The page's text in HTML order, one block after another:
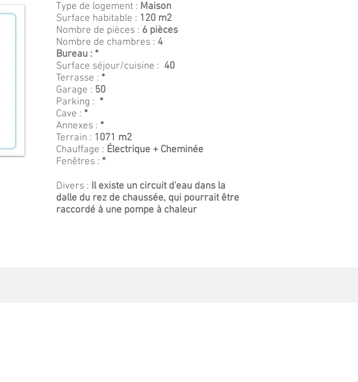
Type de logement : Maison
Surface habitable : 120 m2
Nombre de pièces : 6 pièces
Nombre de chambres : 4
Bureau : *
Surface séjour/cuisine : 40
Terrasse : *
Garage : 50
Parking : *
Cave : *
Annexes : *
Terrain : 1071 m2
Chauffage : Électrique + Cheminée
Fenêtres : *
Divers : Il existe un circuit d'eau dans la
dalle du rez de chaussée, qui pourrait être
raccordé à une pompe à chaleur